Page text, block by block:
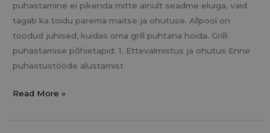
puhastamine ei pikenda mitte ainult seadme eluiga, vaid
tagab ka toidu parema maitse ja ohutuse. Allpool on
toodud juhised, kuidas oma grill puhtana hoida. Grilli
puhastamise põhietapid: 1. Ettevalmistus ja ohutus Enne
puhastustööde alustamist
Read More »